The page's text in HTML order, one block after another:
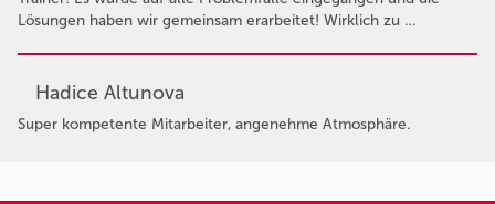
Lösungen haben wir gemeinsam erarbeitet! Wirklich zu …
Hadice Altunova
Super kompetente Mitarbeiter, angenehme Atmosphäre.